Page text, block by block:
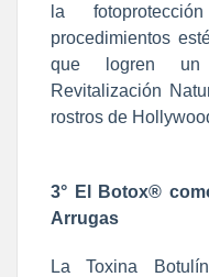
la
procedimientos
que logren un
Revitalización
rostros de
3° El Botox®
Arrugas
La Toxina